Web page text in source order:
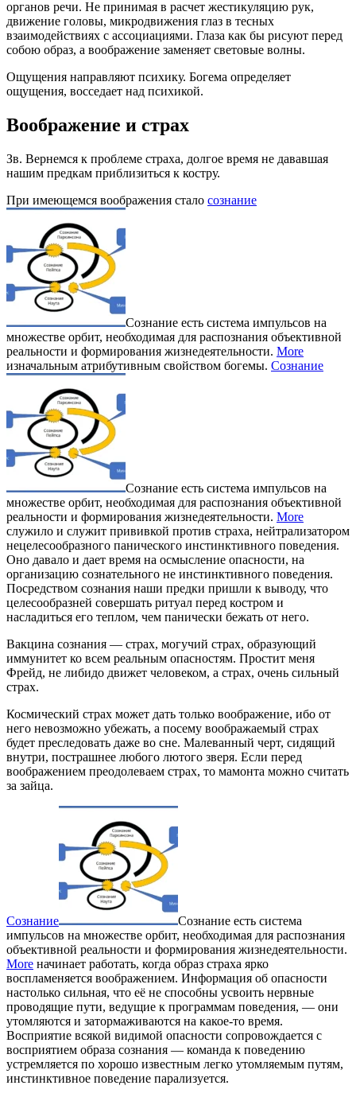
органов речи. Не принимая в расчет жестикуляцию рук,
движение головы, микродвижения глаз в тесных
взаимодействиях с ассоциациями. Глаза как бы рисуют перед
собою образ, а воображение заменяет световые волны.
Ощущения направляют психику. Богема определяет
ощущения, восседает над психикой.
Воображение и страх
Зв. Вернемся к проблеме страха, долгое время не дававшая
нашим предкам приблизиться к костру.
При имеющемся воображения стало сознание
Сознание есть система импульсов на
множестве орбит, необходимая для распознания объективной
реальности и формирования жизнедеятельности. More
изначальным атрибутивным свойством богемы. Сознание
Сознание есть система импульсов на
множестве орбит, необходимая для распознания объективной
реальности и формирования жизнедеятельности. More
служило и служит прививкой против страха, нейтрализатором
нецелесообразного панического инстинктивного поведения.
Оно давало и дает время на осмысление опасности, на
организацию сознательного не инстинктивного поведения.
Посредством сознания наши предки пришли к выводу, что
целесообразней совершать ритуал перед костром и
насладиться его теплом, чем панически бежать от него.
Вакцина сознания — страх, могучий страх, образующий
иммунитет ко всем реальным опасностям. Простит меня
Фрейд, не либидо движет человеком, а страх, очень сильный
страх.
Космический страх может дать только воображение, ибо от
него невозможно убежать, а посему воображаемый страх
будет преследовать даже во сне. Малеванный черт, сидящий
внутри, пострашнее любого лютого зверя. Если перед
воображением преодолеваем страх, то мамонта можно считать
за зайца.
Сознание
Сознание есть система
импульсов на множестве орбит, необходимая для распознания
объективной реальности и формирования жизнедеятельности.
More начинает работать, когда образ страха ярко
воспламеняется воображением. Информация об опасности
настолько сильная, что её не способны усвоить нервные
проводящие пути, ведущие к программам поведения, — они
утомляются и затормаживаются на какое-то время.
Восприятие всякой видимой опасности сопровождается с
восприятием образа сознания — команда к поведению
устремляется по хорошо известным легко утомляемым путям,
инстинктивное поведение парализуется.